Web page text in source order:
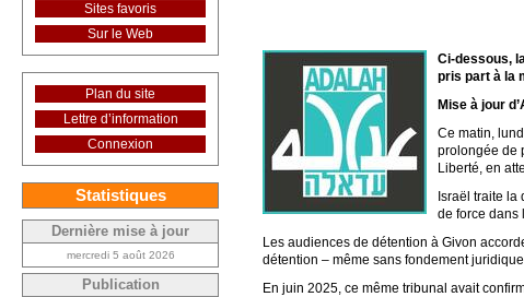
Ci-dessous,
pris part à la
Mise à jour
Ce matin,
prolongée de
Liberté, en
Israël traite la
de force dans
Les audiences de détention à Givon
détention – même sans fondement
En juin 2025, ce même tribunal avait
Sites favoris
Sur le Web
Plan du site
Lettre d’information
Connexion
Statistiques
Dernière mise à jour
mercredi 5 août 2026
Publication